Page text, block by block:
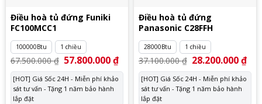
Điều hoà tủ đứng Funiki
FC100MCC1
100000Btu 1 chiều
67.500.000₫ Giá
gốc
là:
67.500.000 ₫.
57.800.000₫Giá
tại
57.800.000 ₫.
[HOT] Giá Sốc 24H - Miễn phí khảo
sát tư vấn - Tặng 1 năm bảo hành
lắp đặt
Điều hoà tủ đứng
Panasonic C28FFH
28000Btu 1 chiều
37.100.000₫ Giá
gốc
là:
37.100.000 ₫.
28.200.000₫Giá
tại
[HOT] Giá Sốc 24H - Miễn phí khảo
sát tư vấn - Tặng 1 năm bảo hành
lắp đặt